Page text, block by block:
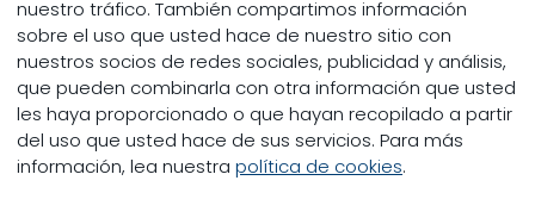
nuestro tráfico. También compartimos información
sobre el uso que usted hace de nuestro sitio con
nuestros socios de redes sociales, publicidad y análisis,
que pueden combinarla con otra información que usted
les haya proporcionado o que hayan recopilado a partir
del uso que usted hace de sus servicios. Para más
información, lea nuestra política de cookies.
Propiedades del producto
Marcas
Especies